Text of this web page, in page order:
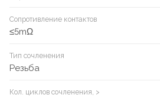
Сопротивление контактов
≤5mΩ
Тип сочленения
Резьба
Кол. циклов сочленения, >